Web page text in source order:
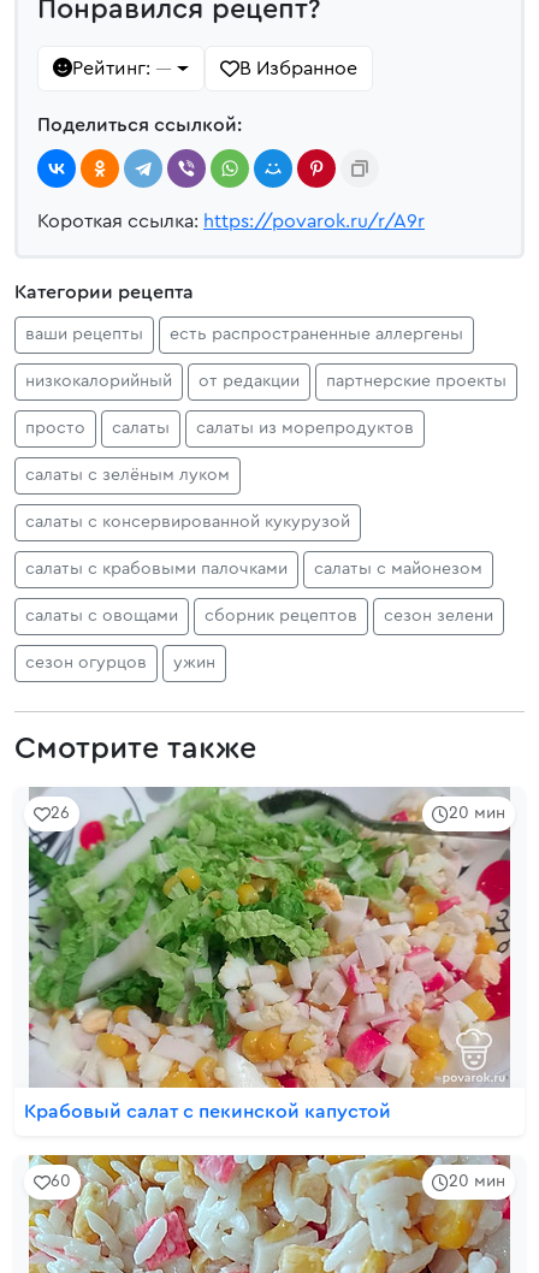
Понравился рецепт?
Рейтинг: — В Избранное
Поделиться ссылкой:
Короткая ссылка: https://povarok.ru/r/A9r
Категории рецепта
ваши рецепты есть распространенные аллергены
низкокалорийный от редакции партнерские проекты
просто салаты салаты из морепродуктов
салаты с зелёным луком
салаты с консервированной кукурузой
салаты с крабовыми палочками салаты с майонезом
салаты с овощами сборник рецептов сезон зелени
сезон огурцов ужин
Смотрите также
20 мин
26
Крабовый салат с пекинской капустой
20 мин
60